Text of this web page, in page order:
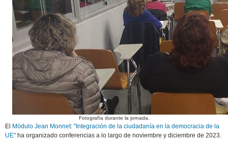
Fotografía durante la jornada.
El Módulo Jean Monnet: "Integración de la ciudadanía en la democracia de la
UE" ha organizado conferencias a lo largo de noviembre y diciembre de 2023.